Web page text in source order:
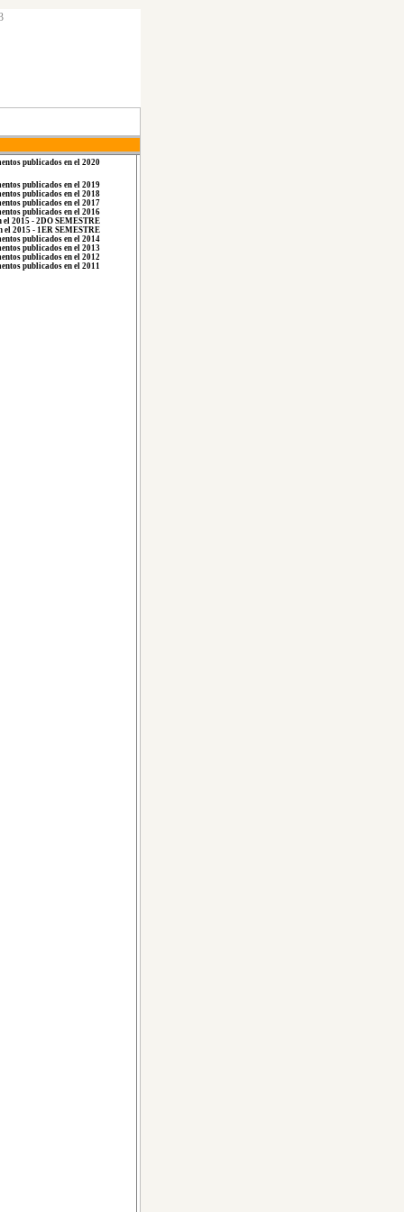
publicados en el 2020
publicados en el 2019
publicados en el 2018
publicados en el 2017
publicados en el 2016
el 2015 - 2DO SEMESTRE
el 2015 - 1ER SEMESTRE
publicados en el 2014
publicados en el 2013
publicados en el 2012
publicados en el 2011